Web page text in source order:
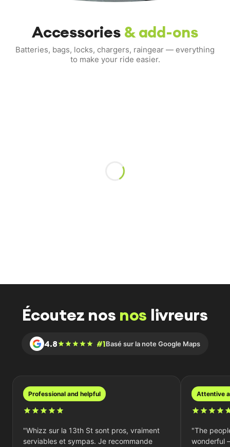
Accessories& add-ons
Batteries, bags, locks, chargers, raingear — everything
to make your ride easier.
Écoutez nos nos livreurs
4.8 #1Basé sur la note Google Maps
professional and helpful
"Whizz sur la 13th St sont pros, vraiment
serviables et sympas. Je recommande
attentive
"The
wonderful